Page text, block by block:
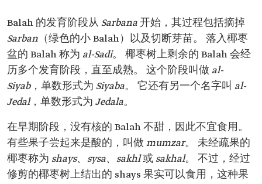
Balah 的发育阶段从 Sarbana开始，其过程包括摘掉
Sarban （绿色的小 Balah）以及切断芽苗。 落入椰枣
盆的 Balah 称为 al-Sadi。 椰枣树上剩余的 Balah 会经
历多个发育阶段，直至成熟。 这个阶段叫做 al-
Siyab，单数形式为 Siyaba。 它还有另一个名字叫 al-
Jedal，单数形式为 Jedala。
在早期阶段，没有核的 Balah 不甜，因此不宜食用。
有些果子尝起来是酸的，叫做 mumzar。 未经疏果的
椰枣称为 shays、sysa、sakhl或 sakhal。 不过，经过
修剪的椰枣树上结出的 shays 果实可以食用，这种果